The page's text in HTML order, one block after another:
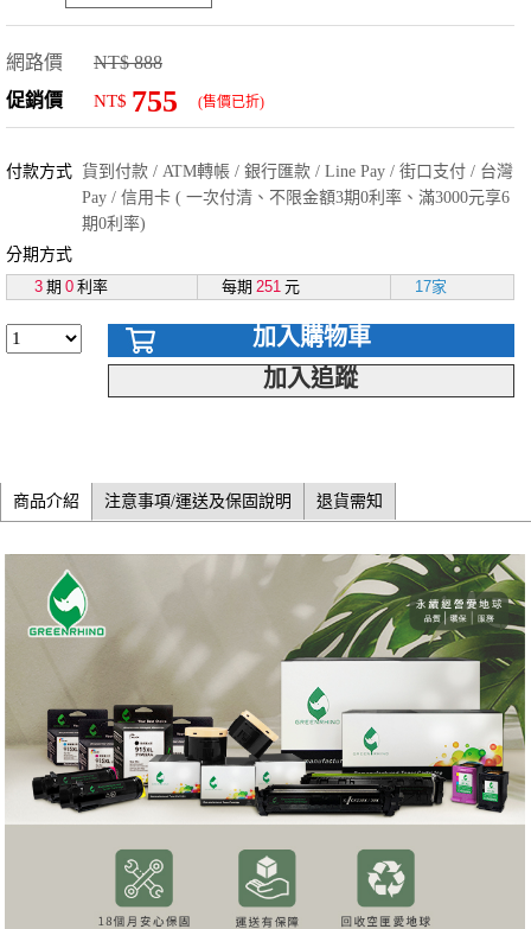
網路價
NT$ 888
促銷價
NT$ 755 (售價已折)
付款方式 貨到付款 / ATM轉帳 / 銀行匯款 / Line Pay / 街口支付 / 台灣
Pay / 信用卡 ( 一次付清、不限金額3期0利率、滿3000元享6
期0利率)
分期方式
3 期 0 利率 每期 251 元 17家
加入購物車
加入追蹤
商品介紹 注意事項/運送及保固說明 退貨需知